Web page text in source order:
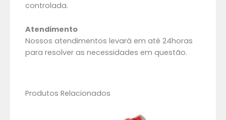
controlada.
Atendimento
Nossos atendimentos levará em até 24horas
para resolver as necessidades em questão.
Produtos Relacionados